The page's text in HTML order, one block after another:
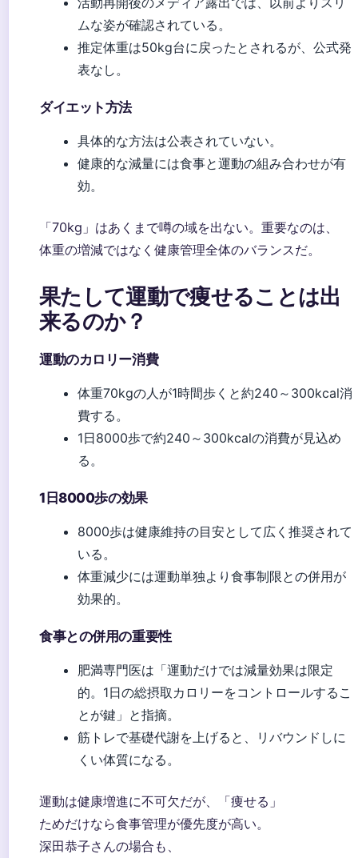
ムな姿が確認されている。
推定体重は50kg台に戻ったとされるが、公式発
表なし。
ダイエット方法
具体的な方法は公表されていない。
健康的な減量には食事と運動の組み合わせが有
効。
「70kg」はあくまで噂の域を出ない。重要なのは、
体重の増減ではなく健康管理全体のバランスだ。
果たして運動で痩せることは出
来るのか？
運動のカロリー消費
体重70kgの人が1時間歩くと約240～300kcal消
費する。
1日8000歩で約240～300kcalの消費が見込め
る。
1日8000歩の効果
8000歩は健康維持の目安として広く推奨されて
いる。
体重減少には運動単独より食事制限との併用が
効果的。
食事との併用の重要性
肥満専門医は「運動だけでは減量効果は限定
的。1日の総摂取カロリーをコントロールするこ
とが鍵」と指摘。
筋トレで基礎代謝を上げると、リバウンドしに
くい体質になる。
運動は健康増進に不可欠だが、「痩せる」
ためだけなら食事管理が優先度が高い。
深田恭子さんの場合も、